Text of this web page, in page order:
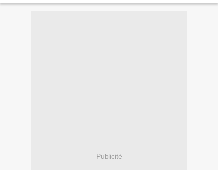
Publicité